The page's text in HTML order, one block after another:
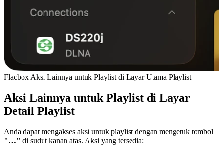
Flacbox Aksi Lainnya untuk Playlist di Layar Utama Playlist
Aksi Lainnya untuk Playlist di Layar
Detail Playlist
Anda dapat mengakses aksi untuk playlist dengan mengetuk tombol
"…" di sudut kanan atas. Aksi yang tersedia: